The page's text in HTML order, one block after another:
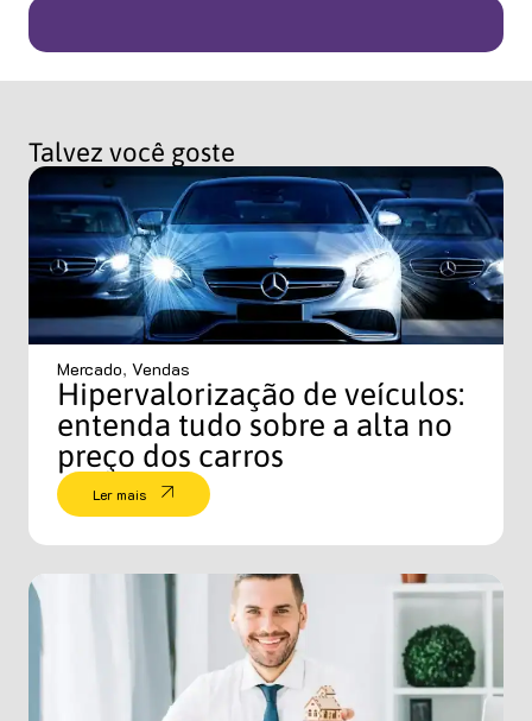
Talvez você goste
Mercado, Vendas
Hipervalorização de veículos:
entenda tudo sobre a alta no
preço dos carros
Ler mais